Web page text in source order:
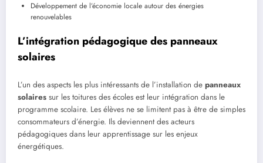
Développement de l’économie locale autour des énergies
renouvelables
L’intégration pédagogique des panneaux
solaires
L’un des aspects les plus intéressants de l’installation de panneaux
solaires sur les toitures des écoles est leur intégration dans le
programme scolaire. Les élèves ne se limitent pas à être de simples
consommateurs d’énergie. Ils deviennent des acteurs
pédagogiques dans leur apprentissage sur les enjeux
énergétiques.